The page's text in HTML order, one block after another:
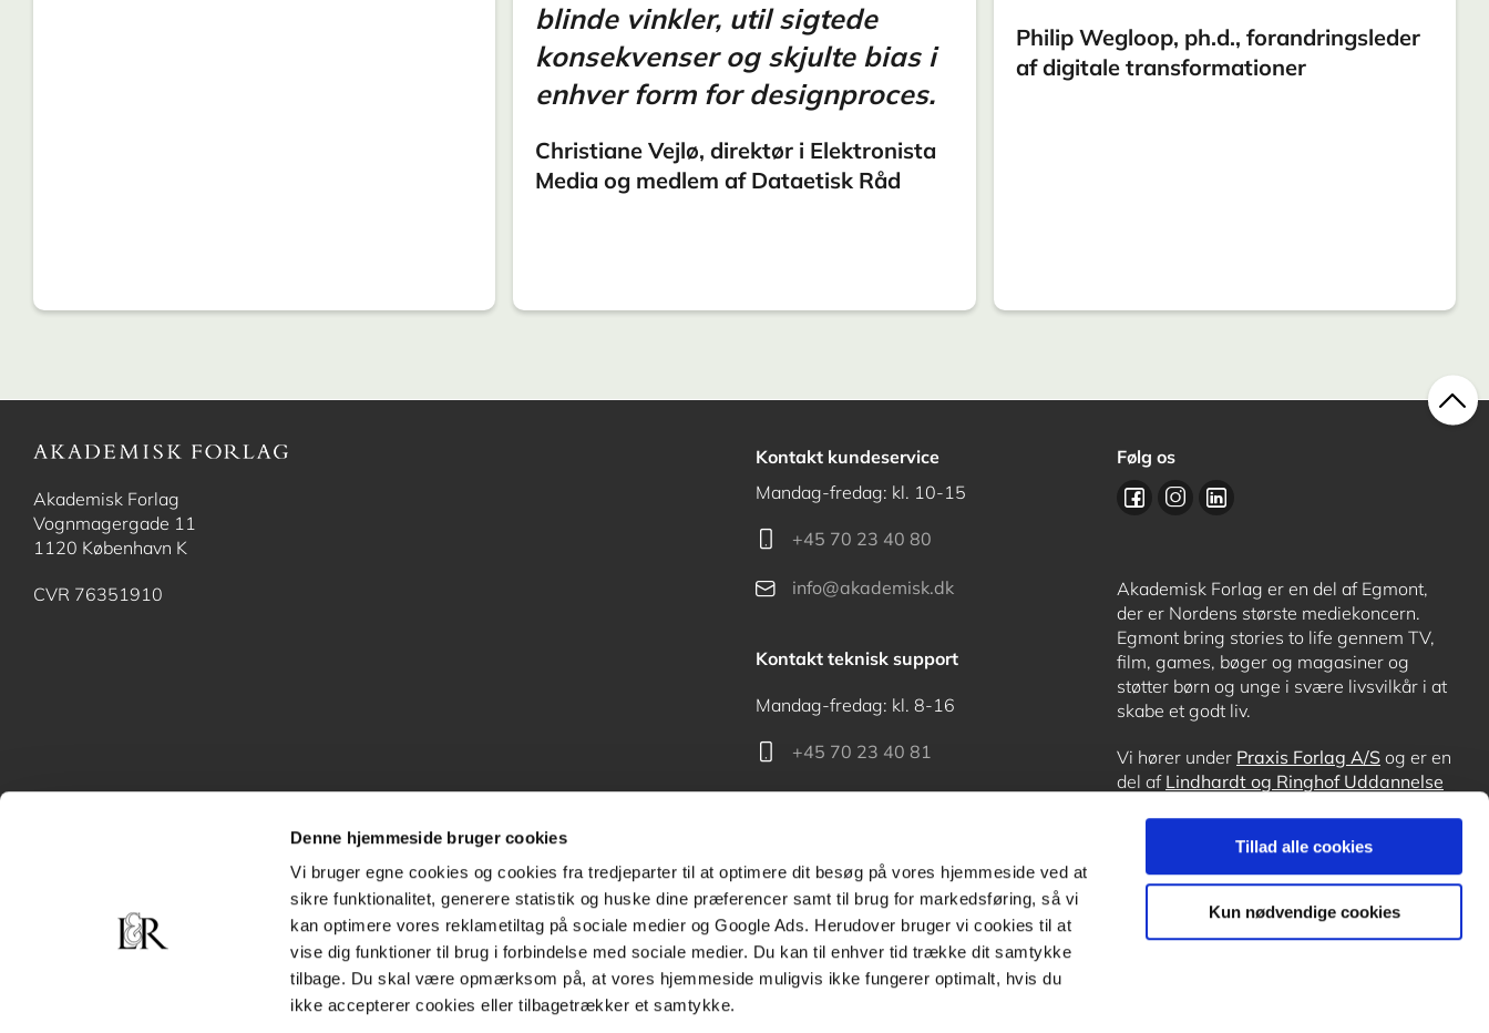
Denne hjemmeside bruger cookies
Vi bruger egne cookies og cookies fra tredjeparter til at optimere dit besøg på vores hjemmeside ved at
sikre funktionalitet, generere statistik og huske dine præferencer samt til brug for markedsføring, så vi
kan optimere vores reklametiltag på sociale medier og Google Ads. Herudover bruger vi cookies til at
vise dig funktioner til brug i forbindelse med sociale medier. Du kan til enhver tid trække dit samtykke
tilbage. Du skal være opmærksom på, at vores hjemmeside muligvis ikke fungerer optimalt, hvis du
ikke accepterer cookies eller tilbagetrækker et samtykke.
Tillad alle cookies
Kun nødvendige cookies
blinde vinkler, util sigtede
konsekvenser og skjulte bias i
enhver form for designproces.
Christiane Vejlø, direktør i Elektronista
Media og medlem af Dataetisk Råd
Philip Wegloop, ph.d., forandringsleder
af digitale transformationer
Akademisk Forlag
Vognmagergade 11
1120 København K
CVR 76351910
Kontakt kundeservice
Mandag-fredag: kl. 10-15
+45 70 23 40 80
info@akademisk.dk
Kontakt teknisk support
Mandag-fredag: kl. 8-16
+45 70 23 40 81
Kontakt receptionen
+45 70 24 00 00
Følg os
Akademisk Forlag er en del af Egmont,
der er Nordens største mediekoncern.
Egmont bring stories to life gennem TV,
film, games, bøger og magasiner og
støtter børn og unge i svære livsvilkår i at
skabe et godt liv.
Vi hører under Praxis Forlag A/S og er en
del af Lindhardt og Ringhof Uddannelse
OrdblindetræningogForstå.dk.